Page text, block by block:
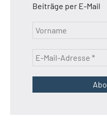
Beiträge per E-Mail